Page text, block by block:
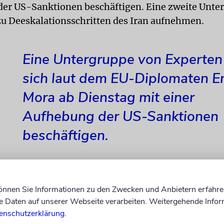
US-Sanktionen beschäftigen. Eine zweite
Deeskalationsschritten des Iran aufnehmen.
Eine Untergruppe von
sich laut dem EU-Diplomaten
Mora ab Dienstag mit einer
Aufhebung der US-Sanktionen
beschäftigen.
auch im Zeichen des Corona-Lockdowns in
trugen FFP2-Masken, als die Runde im
eröffnet wurde. Genau dort wurde auch vor
Sie Informationen zu den Zwecken und Anbietern
Daten auf unserer Webseite verarbeiten. Weitergehende
.